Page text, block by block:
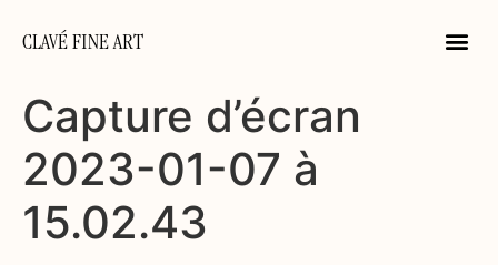
CLAVÉ FINE ART
Capture d’écran
2023-01-07 à
15.02.43